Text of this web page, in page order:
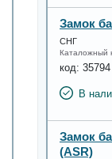
Замок
СНГ
Каталожный
код: 35794
В
Замок
(ASR)